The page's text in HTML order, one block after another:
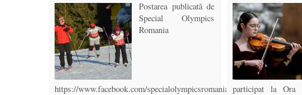
Postarea publicată de
Special Olympics
Romania
https://www.facebook.com/specialolympicsromania/posts/participat la Ora